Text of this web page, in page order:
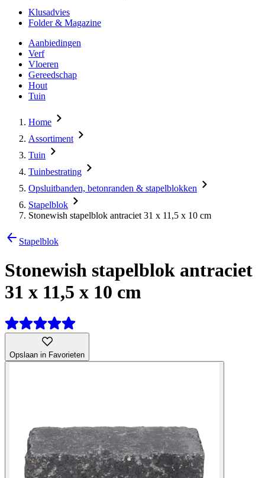
Klusadvies
Folder & Magazine
Aanbiedingen
Verf
Vloeren
Gereedschap
Hout
Tuin
Home
Assortiment
Tuin
Tuinbestrating
Opsluitbanden, betonranden & stapelblokken
Stapelblok
Stonewish stapelblok antraciet 31 x 11,5 x 10 cm
Stapelblok
Stonewish stapelblok antraciet
31 x 11,5 x 10 cm
Opslaan in Favorieten